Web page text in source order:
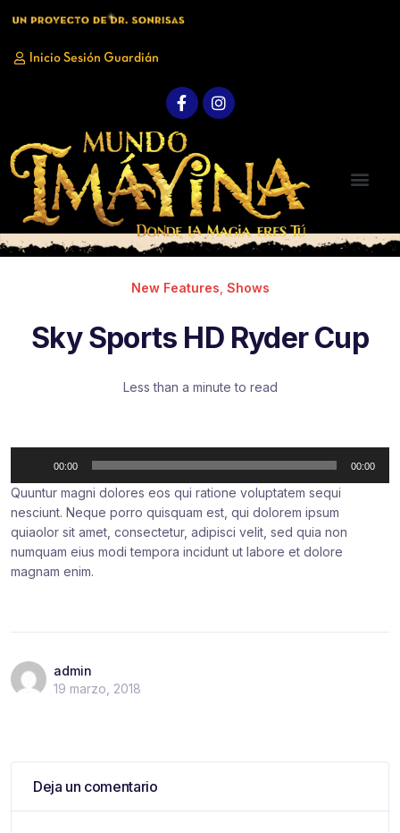
Inicio Sesión Guardián
New Features Shows
Sky Sports HD Ryder Cup
Less than a minute to read
p
r
o
d
u
o
d
e
00:00 00:00
Quuntur magni dolores eos qui ratione voluptatem sequi
nesciunt. Neque porro quisquam est, qui dolorem ipsum
quiaolor sit amet, consectetur, adipisci velit, sed quia non
numquam eius modi tempora incidunt ut labore et dolore
magnam enim.
admin
19 marzo, 2018
Deja un comentario